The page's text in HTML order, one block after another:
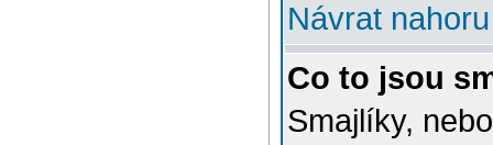
Návrat nahoru
Co to jsou
Smajlíky,